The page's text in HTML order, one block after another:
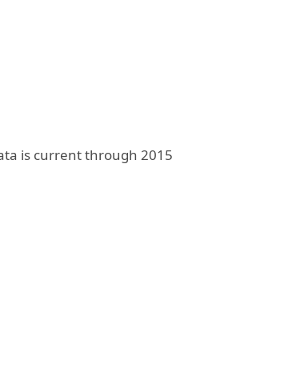
is current through 2015